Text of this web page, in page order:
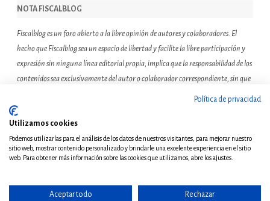
NOTA FISCALBLOG
Fiscalblog es un foro abierto a la libre opinión de autores y colaboradores. El
hecho que Fiscalblog sea un espacio de libertad y facilite la libre participación y
expresión sin ninguna línea editorial propia, implica que la responsabilidad de los
contenidos sea exclusivamente del autor o colaborador correspondiente, sin que
ello suponga que el resto de miembros de la comunidad de Fiscalblog asuman o
compartan las reflexiones u opiniones expresadas.
© Copyright 2011 - Todos
Política de privacidad
Utilizamos cookies
Podemos utilizarlas para el análisis de los datos de nuestros visitantes, para mejorar nuestro
sitio web, mostrar contenido personalizado y brindarle una excelente experiencia en el sitio
web. Para obtener más información sobre las cookies que utilizamos, abre los ajustes.
Aceptar todo Rechazar